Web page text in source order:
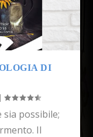
DI
|
sia possibile;
Il